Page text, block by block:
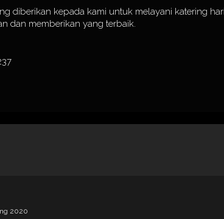
diberikan kepada kami untuk melayani katering
dan memberikan yang terbaik.
2020